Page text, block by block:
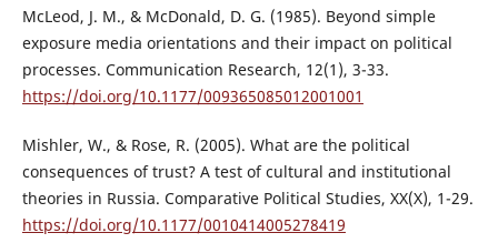
McLeod, J. M., & McDonald, D. G. (1985). Beyond simple
exposure media orientations and their impact on political
processes. Communication Research, 12(1), 3-33.
https://doi.org/10.1177/009365085012001001
Mishler, W., & Rose, R. (2005). What are the political
consequences of trust? A test of cultural and institutional
theories in Russia. Comparative Political Studies, XX(X), 1-29.
https://doi.org/10.1177/0010414005278419